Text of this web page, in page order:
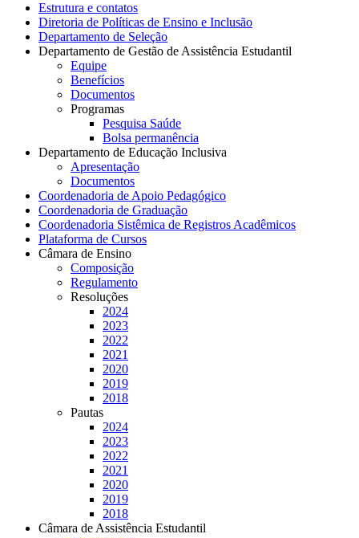
Estrutura e contatos
Diretoria de Políticas de Ensino e Inclusão
Departamento de Seleção
Departamento de Gestão de Assistência Estudantil
Equipe
Benefícios
Documentos
Programas
Pesquisa Saúde
Bolsa permanência
Departamento de Educação Inclusiva
Apresentação
Documentos
Coordenadoria de Apoio Pedagógico
Coordenadoria de Graduação
Coordenadoria Sistêmica de Registros Acadêmicos
Plataforma de Cursos
Câmara de Ensino
Composição
Regulamento
Resoluções
2024
2023
2022
2021
2020
2019
2018
Pautas
2024
2023
2022
2021
2020
2019
2018
Câmara de Assistência Estudantil